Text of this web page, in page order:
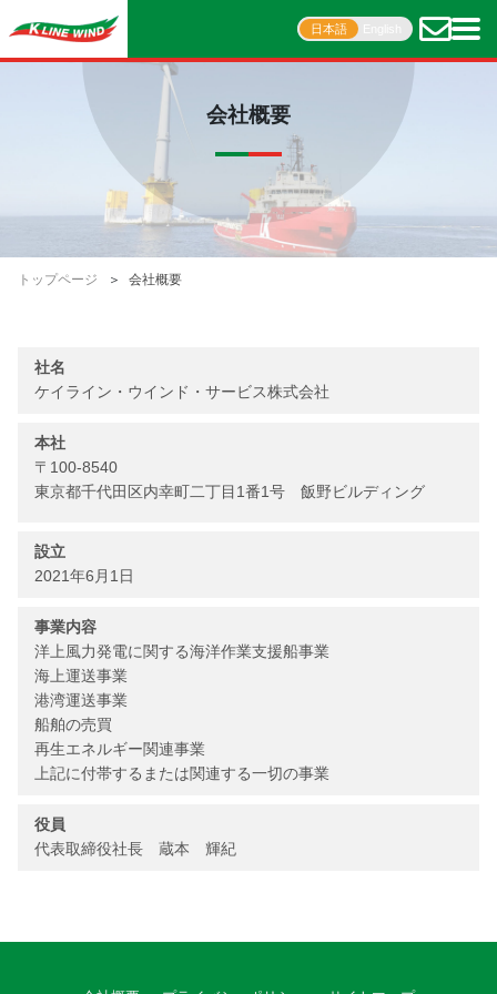
日本語
会社概要
トップページ 会社概要
社名
ケイライン・ウインド・サービス株式会社
本社
〒100-8540
東京都千代田区内幸町二丁目1番1号 飯野ビルディング
設立
2021年6月1日
事業内容
洋上風力発電に関する海洋作業支援船事業
海上運送事業
港湾運送事業
船舶の売買
再生エネルギー関連事業
上記に付帯するまたは関連する一切の事業
役員
代表取締役社長 蔵本 輝紀